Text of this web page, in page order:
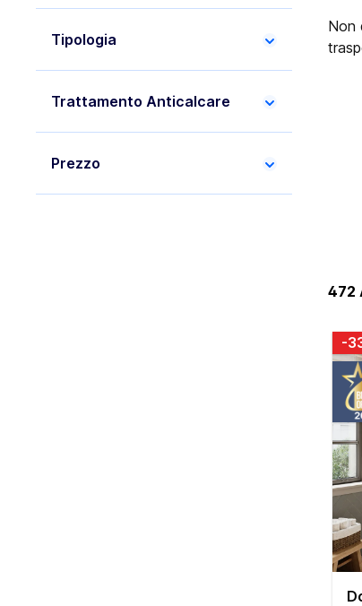
Tipologia
Trattamento Anticalcare
Prezzo
Non
472
-